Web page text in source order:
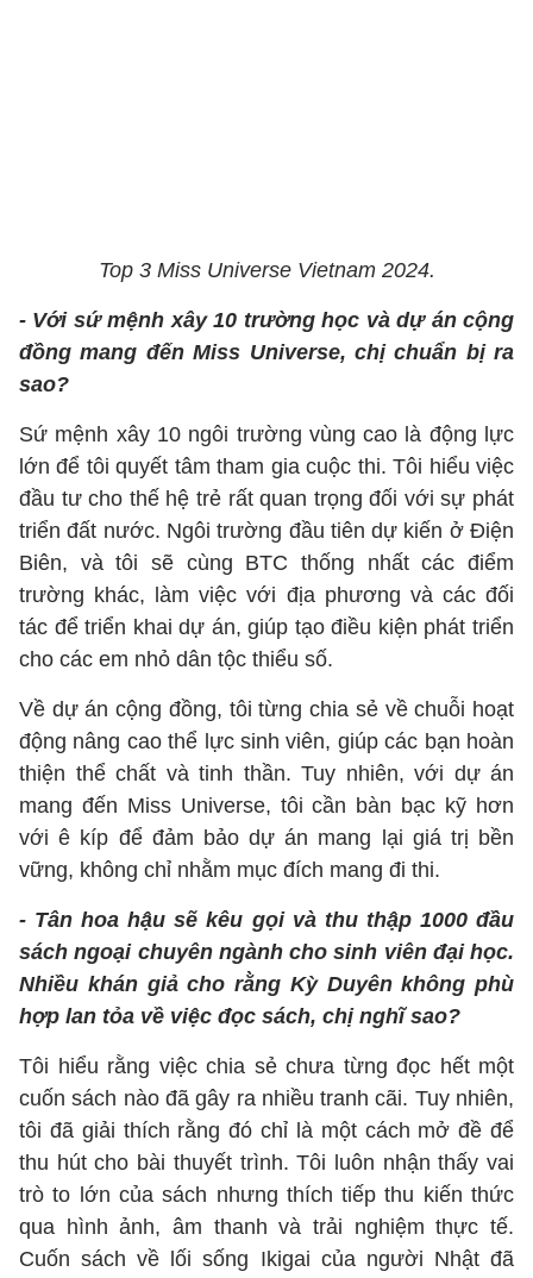
Top 3 Miss Universe Vietnam 2024.
- Với sứ mệnh xây 10 trường học và dự án cộng
đồng mang đến Miss Universe, chị chuẩn bị ra
sao?
Sứ mệnh xây 10 ngôi trường vùng cao là động lực
lớn để tôi quyết tâm tham gia cuộc thi. Tôi hiểu việc
đầu tư cho thế hệ trẻ rất quan trọng đối với sự phát
triển đất nước. Ngôi trường đầu tiên dự kiến ở Điện
Biên, và tôi sẽ cùng BTC thống nhất các điểm
trường khác, làm việc với địa phương và các đối
tác để triển khai dự án, giúp tạo điều kiện phát triển
cho các em nhỏ dân tộc thiểu số.
Về dự án cộng đồng, tôi từng chia sẻ về chuỗi hoạt
động nâng cao thể lực sinh viên, giúp các bạn hoàn
thiện thể chất và tinh thần. Tuy nhiên, với dự án
mang đến Miss Universe, tôi cần bàn bạc kỹ hơn
với ê kíp để đảm bảo dự án mang lại giá trị bền
vững, không chỉ nhằm mục đích mang đi thi.
- Tân hoa hậu sẽ kêu gọi và thu thập 1000 đầu
sách ngoại chuyên ngành cho sinh viên đại học.
Nhiều khán giả cho rằng Kỳ Duyên không phù
hợp lan tỏa về việc đọc sách, chị nghĩ sao?
Tôi hiểu rằng việc chia sẻ chưa từng đọc hết một
cuốn sách nào đã gây ra nhiều tranh cãi. Tuy nhiên,
tôi đã giải thích rằng đó chỉ là một cách mở đề để
thu hút cho bài thuyết trình. Tôi luôn nhận thấy vai
trò to lớn của sách nhưng thích tiếp thu kiến thức
qua hình ảnh, âm thanh và trải nghiệm thực tế.
Cuốn sách về lối sống Ikigai của người Nhật đã